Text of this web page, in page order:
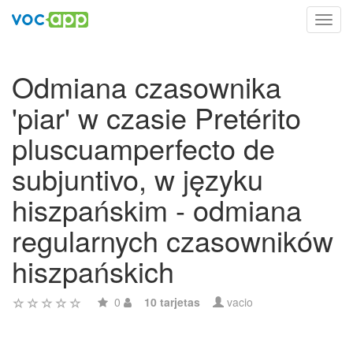
Odmiana czasownika
'piar' w czasie Pretérito
pluscuamperfecto de
subjuntivo, w języku
hiszpańskim - odmiana
regularnych czasowników
hiszpańskich
0 10 tarjetas vacio